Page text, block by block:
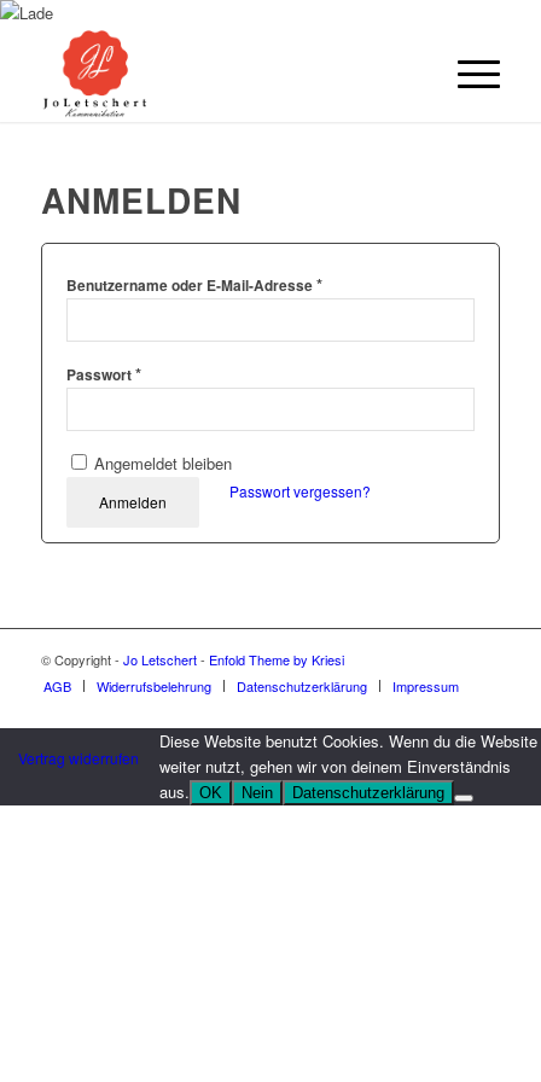
ANMELDEN
Benutzername oder E-Mail-Adresse*
Passwort*
Angemeldet bleiben
Anmelden
Passwort vergessen?
© Copyright - Jo Letschert- Enfold Theme by Kriesi
AGB
Widerrufsbelehrung Datenschutzerklärung Impressum
Vertrag widerrufen
Diese Website benutzt Cookies. Wenn du die Website
weiter nutzt, gehen wir von deinem Einverständnis
aus. OK Nein Datenschutzerklärung